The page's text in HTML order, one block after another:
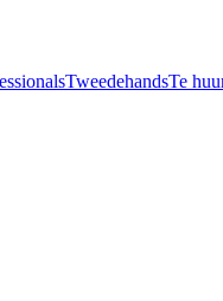
TweedehandsTe